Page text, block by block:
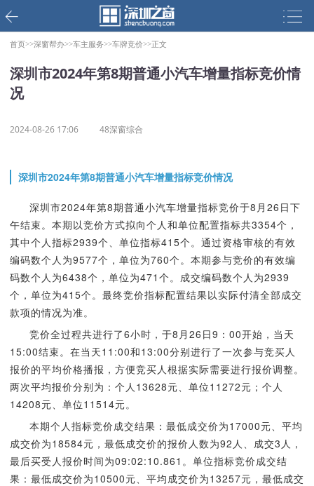
首页>>深窗帮办>>车主服务>>车牌竞价>>正文
深圳市2024年第8期普通小汽车增量指标竞价情
况
2024-08-26 17:06 48深窗综合
深圳市2024年第8期普通小汽车增量指标竞价情况
深圳市2024年第8期普通小汽车增量指标竞价于8月26日下
午结束。本期以竞价方式拟向个人和单位配置指标共3354个，
其中个人指标2939个、单位指标415个。通过资格审核的有效
编码数个人为9577个，单位为760个。本期参与竞价的有效编
码数个人为6438个，单位为471个。成交编码数个人为2939
个，单位为415个。最终竞价指标配置结果以实际付清全部成交
款项的情况为准。
竞价全过程共进行了6小时，于8月26日9：00开始，当天
15:00结束。在当天11:00和13:00分别进行了一次参与竞买人
报价的平均价格播报，方便竞买人根据实际需要进行报价调整。
两次平均报价分别为：个人13628元、单位11272元；个人
14208元、单位11514元。
本期个人指标竞价成交结果：最低成交价为17000元、平均
成交价为18584元，最低成交价的报价人数为92人、成交3人，
最后买受人报价时间为09:02:10.861。单位指标竞价成交结
果：最低成交价为10500元、平均成交价为13257元，最低成交